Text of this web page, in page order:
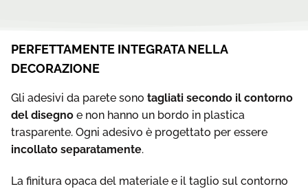
PERFETTAMENTE INTEGRATA NELLA
DECORAZIONE
Gli adesivi da parete sono tagliati secondo il contorno
del disegno e non hanno un bordo in plastica
trasparente. Ogni adesivo è progettato per essere
incollato separatamente.
La finitura opaca del materiale e il taglio sul contorno